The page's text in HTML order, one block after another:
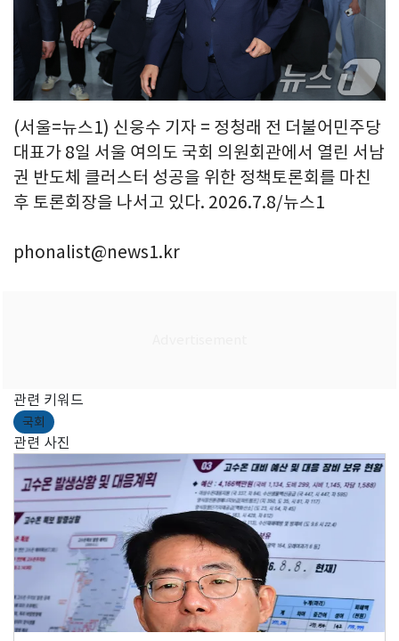
(서울=뉴스1) 신웅수 기자 = 정청래 전 더불어민주당
대표가 8일 서울 여의도 국회 의원회관에서 열린 서남
권 반도체 클러스터 성공을 위한 정책토론회를 마친
후 토론회장을 나서고 있다. 2026.7.8/뉴스1
phonalist@news1.kr
관련 키워드
국회
관련 사진